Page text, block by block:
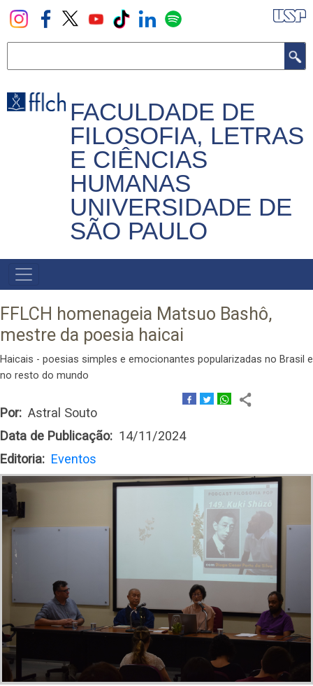
Pular
para
principal
FACULDADE DE
FILOSOFIA, LETRAS
E CIÊNCIAS
HUMANAS
UNIVERSIDADE DE
SÃO PAULO
NAVEGADOR
PRINCIPAL
FFLCH homenageia Matsuo Bashô,
mestre da poesia haicai
Haicais - poesias simples e emocionantes popularizadas no Brasil e
no resto do mundo
Por
Astral Souto
Data de Publicação
14/11/2024
Editoria
Eventos